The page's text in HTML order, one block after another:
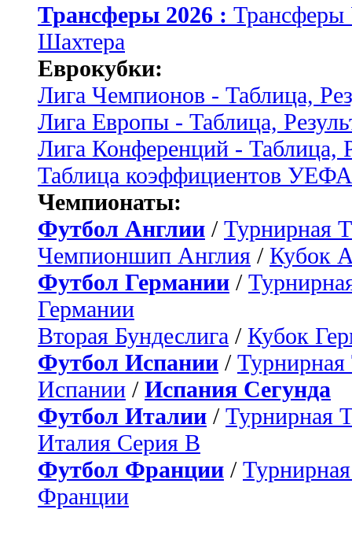
Трансферы 2026 :
Шахтера
Еврокубки:
Лига Чемпионов - Таблица,
Лига Европы - Таблица,
Лига Конференций - Таблица,
Таблица коэффициентов УЕФА
Чемпионаты:
Футбол Англии / Турнирная
Чемпионшип Англия / Кубок
Футбол Германии /
Германии
Вторая Бундеслига / Кубок
Футбол Испании / Турнирная
Испании / Испания Сегунда
Футбол Италии / Турнирная
Италия Серия B
Футбол Франции /
Франции